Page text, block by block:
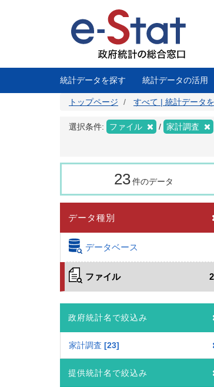
に
統計データを探す 統計データの活用
トップページ すべて | 統計データ
選択条件: ファイル 家計調査
23件のデータ
データ種別
データベース
ファイル
政府統計名で絞込み
家計調査 23
提供統計名で絞込み